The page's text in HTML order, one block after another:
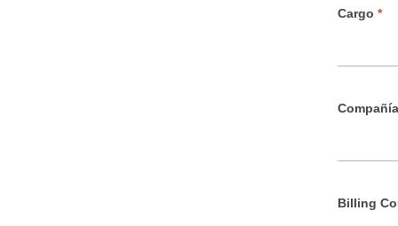
Cargo *
Compañía
Billing